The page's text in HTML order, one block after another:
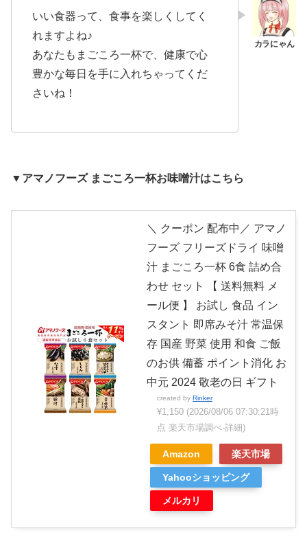
いい食器って、食事を楽しくしてく
れますよね♪
あなたもまごころ一杯で、健康で心
豊かな毎日を手に入れちゃってくだ
さいね！
▼アマノフーズ まごころ一杯お味噌汁はこちら
＼ クーポン 配布中／ アマノ
フーズ フリーズドライ 味噌
汁 まごころ一杯 6食 詰め合
わせ セット 【 送料無料 メ
ール便 】 お試し 食品 イン
スタント 即席みそ汁 常温保
存 国産 野菜 使用 和食 ご飯
のお供 備蓄 ポイント消化 お
中元 2024 敬老の日 ギフト
created by Rinker
¥1,150 (2026/08/06 07:30:21時
点 楽天市場調べ-詳細)
Amazon 楽天市場
Yahooショッピング
メルカリ